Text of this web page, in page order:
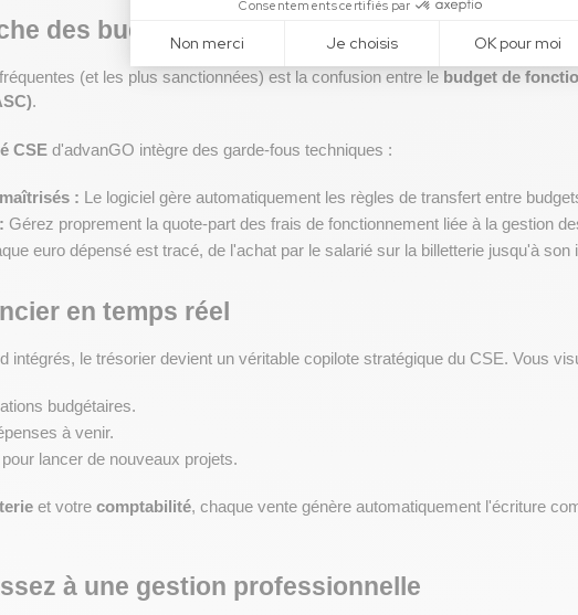
des budgets ASC et AEP
(et les plus sanctionnées) est la confusion entre le budget de
.
CSE d'advanGO intègre des garde-fous techniques :
: Le logiciel gère automatiquement les règles de transfert entre
Gérez proprement la quote-part des frais de fonctionnement liée à la gestion
euro dépensé est tracé, de l'achat par le salarié sur la billetterie jusqu'à son
en temps réel
intégrés, le trésorier devient un véritable copilote stratégique du CSE. Vous
budgétaires.
à venir.
pour lancer de nouveaux projets.
et votre comptabilité, chaque vente génère automatiquement l'écriture
à une gestion professionnelle